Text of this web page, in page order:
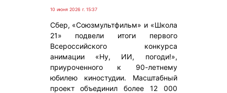
10 июня 2026 г. 15:37
Сбер, «Союзмультфильм» и «Школа
21» подвели итоги первого
Всероссийского конкурса
анимации «Ну, ИИ, погоди!»,
приуроченного к 90-летнему
юбилею киностудии. Масштабный
проект объединил более 12 000